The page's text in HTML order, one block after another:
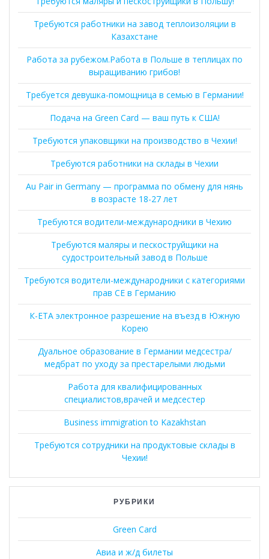
Требуются работники на завод теплоизоляции в
Казахстане
Работа за рубежом.Работа в Польше в теплицах по
выращиванию грибов!
Требуется девушка-помощница в семью в Германии!
Подача на Green Card — ваш путь к США!
Требуются упаковщики на производство в Чехии!
Требуются работники на склады в Чехии
Au Pair in Germany — программа по обмену для нянь
в возрасте 18-27 лет
Требуются водители-международники в Чехию
Требуются маляры и пескоструйщики на
судостроительный завод в Польше
Требуются водители-международники с категориями
прав CE в Германию
К-ЕТА электронное разрешение на въезд в Южную
Корею
Дуальное образование в Германии медсестра/
медбрат по уходу за престарелыми людьми
Работа для квалифицированных
специалистов,врачей и медсестер
Business immigration to Kazakhstan
Требуются сотрудники на продуктовые склады в
Чехии!
РУБРИКИ
Green Card
Авиа и ж/д билеты